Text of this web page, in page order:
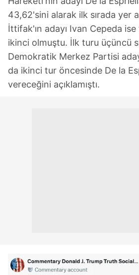
43,62'sini alarak ilk sırada yer
İttifak'ın adayı Ivan Cepeda
ikinci olmuştu. İlk turu üçüncü
Demokratik Merkez Partisi
da ikinci tur öncesinde De la
vereceğini açıklamıştı.